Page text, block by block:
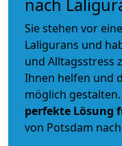
nach
Sie stehen vor
Laligurans und
und Alltagsstress
Ihnen helfen und
möglich
perfekte Lösung
von Potsdam